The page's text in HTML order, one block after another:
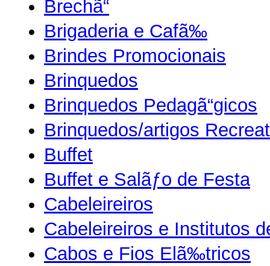
Brechã“
Brigaderia e Cafã‰
Brindes Promocionais
Brinquedos
Brinquedos Pedagã“gicos
Brinquedos/artigos
Buffet
Buffet e Salãƒo de Festa
Cabeleireiros
Cabeleireiros e Institutos
Cabos e Fios Elã‰tricos